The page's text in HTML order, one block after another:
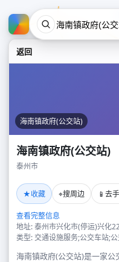
返回
海南镇政府(公交站)
海南镇政府(公交站)
泰州市
★收藏 ⌖搜周边 📱 去
查看完整信息
地址: 泰州市兴化市(停运)兴化
类型: 交通设施服务;公交车站;
海南镇政府(公交站)是一家